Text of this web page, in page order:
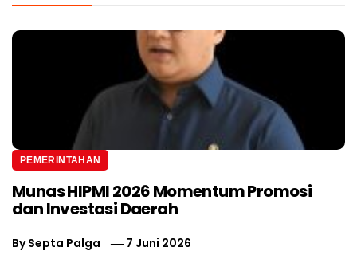
PEMERINTAHAN
Munas HIPMI 2026 Momentum Promosi
dan Investasi Daerah
BySepta Palga 7 Juni 2026